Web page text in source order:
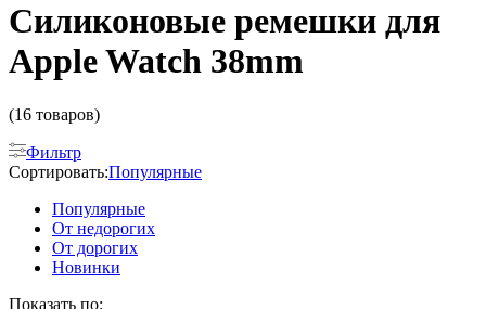
Cиликоновые ремешки для
Apple Watch 38mm
(16 товаров)
Фильтр
Сортировать:Популярные
Популярные
От недорогих
От дорогих
Новинки
Показать по: